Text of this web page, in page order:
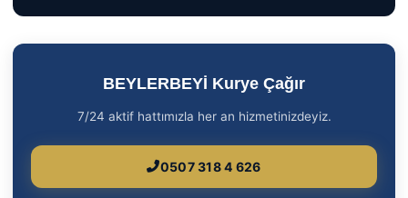
BEYLERBEYİ Kurye Çağır
7/24 aktif hattımızla her an hizmetinizdeyiz.
0507 318 4 626